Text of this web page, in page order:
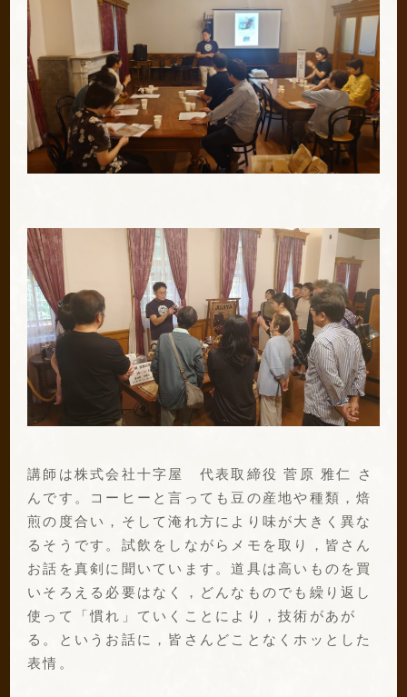
講師は株式会社十字屋 代表取締役 菅原 雅仁 さ
んです。コーヒーと言っても豆の産地や種類，焙
煎の度合い，そして淹れ方により味が大きく異な
るそうです。試飲をしながらメモを取り，皆さん
お話を真剣に聞いています。道具は高いものを買
いそろえる必要はなく，どんなものでも繰り返し
使って「慣れ」ていくことにより，技術があが
る。というお話に，皆さんどことなくホッとした
表情。